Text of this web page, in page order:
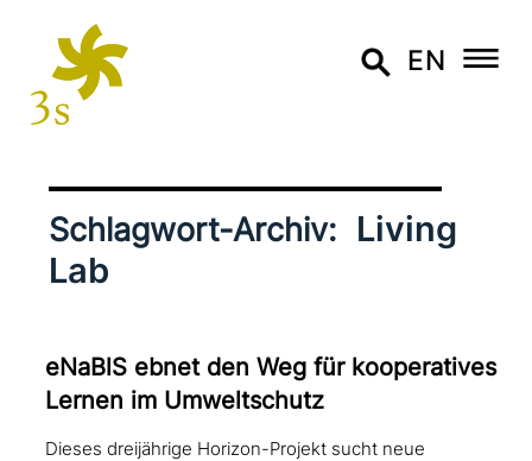
EN
Schlagwort-Archiv: Living
Lab
eNaBlS ebnet den Weg für koope­ra­ti­ves
Lernen im Umweltschutz
Dieses dreijährige Horizon-Projekt sucht neue